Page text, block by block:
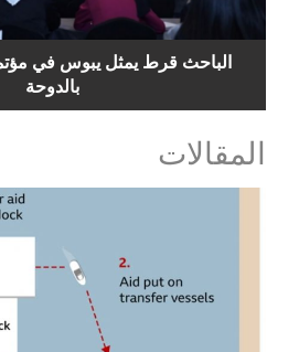
الباحث قرط يمثل يبوس في
بالدوحة
المقالات